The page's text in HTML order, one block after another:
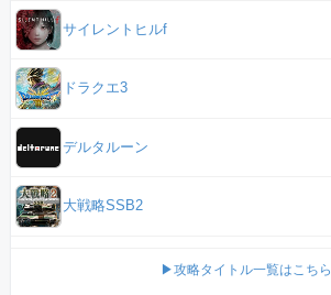
サイレントヒルf
ドラクエ3
デルタルーン
大戦略SSB2
▶攻略タイトル一覧はこちら